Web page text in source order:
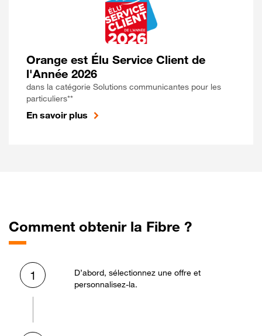
Orange est Élu Service Client de
l'Année 2026
dans la catégorie Solutions communicantes pour les
particuliers**
En savoir plus
Comment obtenir la Fibre ?
1
D’abord, sélectionnez une offre et
personnalisez-la.